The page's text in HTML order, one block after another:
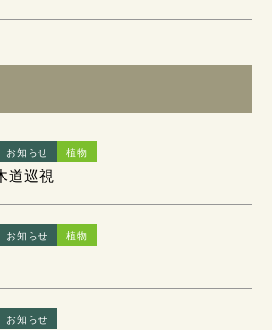
お知らせ 植物
巡視
お知らせ 植物
お知らせ